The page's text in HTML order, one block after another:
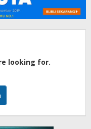
looking for.